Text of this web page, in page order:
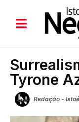
Tyrone
Redação -